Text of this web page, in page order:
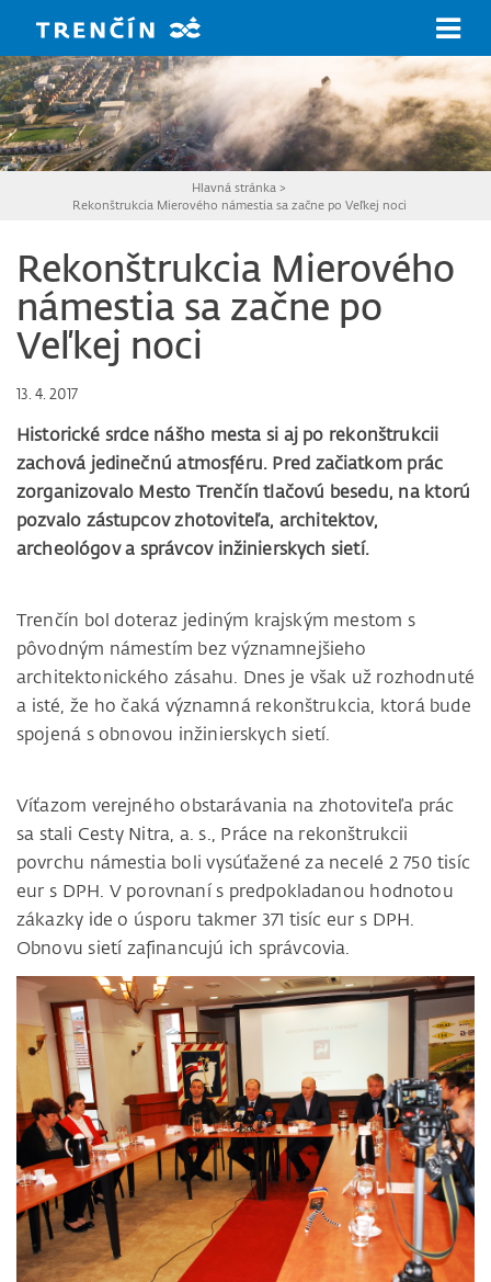
Hlavná stránka >
Rekonštrukcia Mierového námestia sa začne po Veľkej noci
Rekonštrukcia Mierového
námestia sa začne po
Veľkej noci
13. 4. 2017
Historické srdce nášho mesta si aj po rekonštrukcii
zachová jedinečnú atmosféru. Pred začiatkom prác
zorganizovalo Mesto Trenčín tlačovú besedu, na ktorú
pozvalo zástupcov zhotoviteľa, architektov,
archeológov a správcov inžinierskych sietí.
Trenčín bol doteraz jediným krajským mestom s
pôvodným námestím bez významnejšieho
architektonického zásahu. Dnes je však už rozhodnuté
a isté, že ho čaká významná rekonštrukcia, ktorá bude
spojená s obnovou inžinierskych sietí.
Víťazom verejného obstarávania na zhotoviteľa prác
sa stali Cesty Nitra, a. s., Práce na rekonštrukcii
povrchu námestia boli vysúťažené za necelé 2 750 tisíc
eur s DPH. V porovnaní s predpokladanou hodnotou
zákazky ide o úsporu takmer 371 tisíc eur s DPH.
Obnovu sietí zafinancujú ich správcovia.